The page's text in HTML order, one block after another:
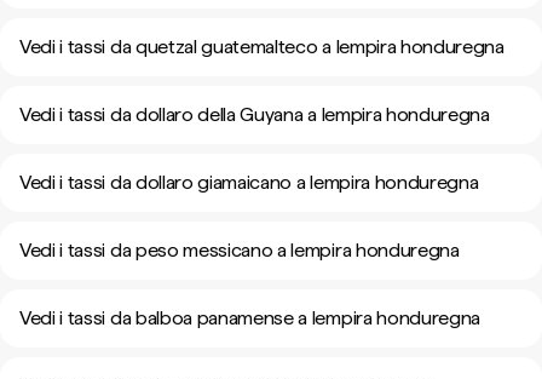
Vedi i tassi da quetzal guatemalteco a lempira honduregna
Vedi i tassi da dollaro della Guyana a lempira honduregna
Vedi i tassi da dollaro giamaicano a lempira honduregna
Vedi i tassi da peso messicano a lempira honduregna
Vedi i tassi da balboa panamense a lempira honduregna